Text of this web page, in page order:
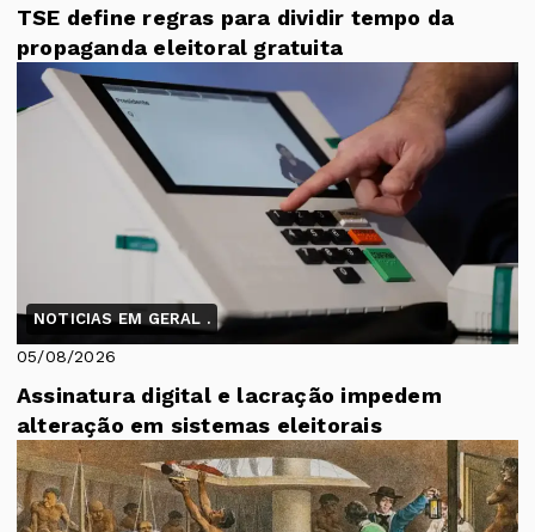
TSE define regras para dividir tempo da
propaganda eleitoral gratuita
NOTICIAS EM GERAL .
05/08/2026
Assinatura digital e lacração impedem
alteração em sistemas eleitorais